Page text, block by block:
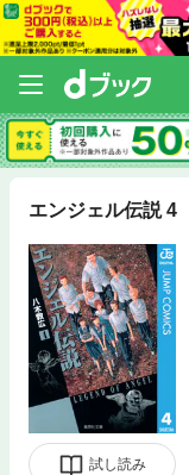
エンジェル伝説 4
試し読み